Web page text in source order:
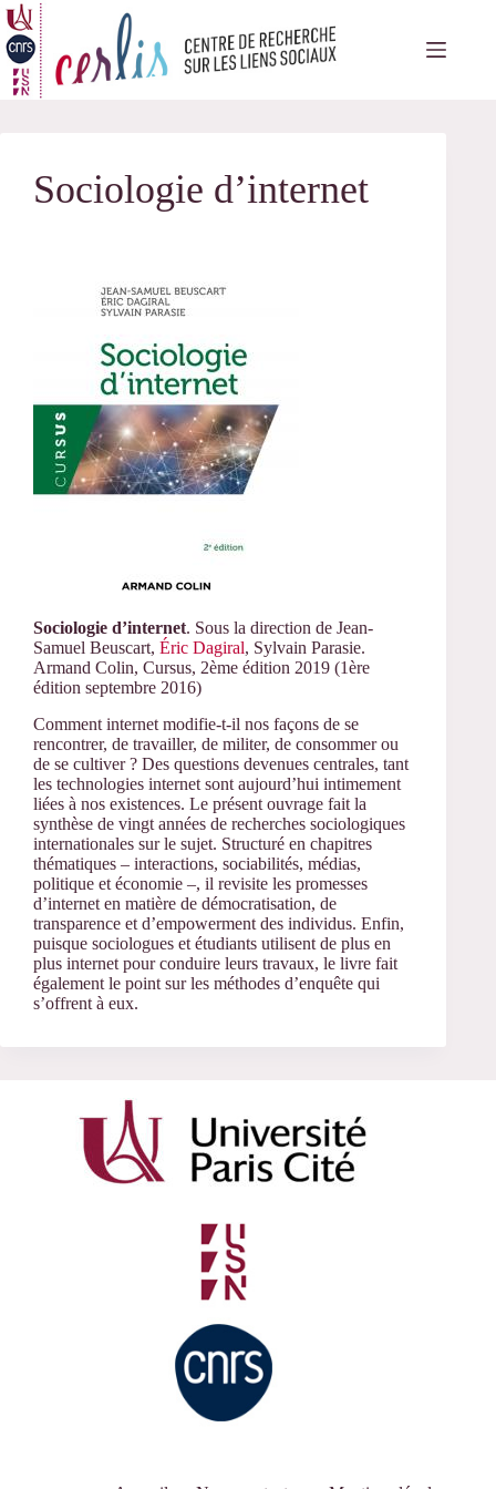
Passer
au
contenu
Sociologie d’internet
Sociologie d’internet. Sous la direction de Jean-
Samuel Beuscart, Éric Dagiral, Sylvain Parasie.
Armand Colin, Cursus, 2ème édition 2019 (1ère
édition septembre 2016)
Comment internet modifie-t-il nos façons de se
rencontrer, de travailler, de militer, de consommer ou
de se cultiver ? Des questions devenues centrales, tant
les technologies internet sont aujourd’hui intimement
liées à nos existences. Le présent ouvrage fait la
synthèse de vingt années de recherches sociologiques
internationales sur le sujet. Structuré en chapitres
thématiques – interactions, sociabilités, médias,
politique et économie –, il revisite les promesses
d’internet en matière de démocratisation, de
transparence et d’empowerment des individus. Enfin,
puisque sociologues et étudiants utilisent de plus en
plus internet pour conduire leurs travaux, le livre fait
également le point sur les méthodes d’enquête qui
s’offrent à eux.